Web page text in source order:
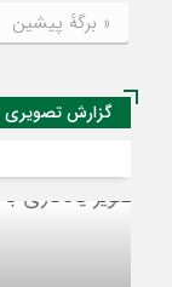
« برگه‌ٔ پیشین
گزارش تصویری